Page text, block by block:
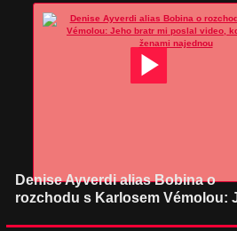
Denise Ayverdi alias Bobina o
rozchodu s Karlosem Vémolou: